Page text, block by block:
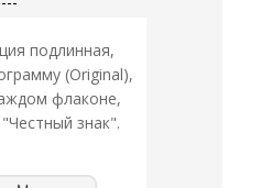
подлинная,
(Original),
флаконе,
знак".